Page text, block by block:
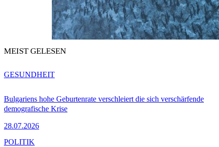
MEIST GELESEN
Bulgariens hohe Geburtenrate verschleiert die sich verschärfende
demografische Krise
28.07.2026
GESUNDHEIT
POLITIK